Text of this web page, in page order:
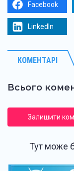
Facebook
LinkedIn
КОМЕНТАРІ
Всього
Залишити
Тут може